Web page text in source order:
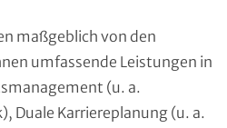
maßgeblich von den
umfassende Leistungen in
(u. a.
Karriereplanung (u. a.